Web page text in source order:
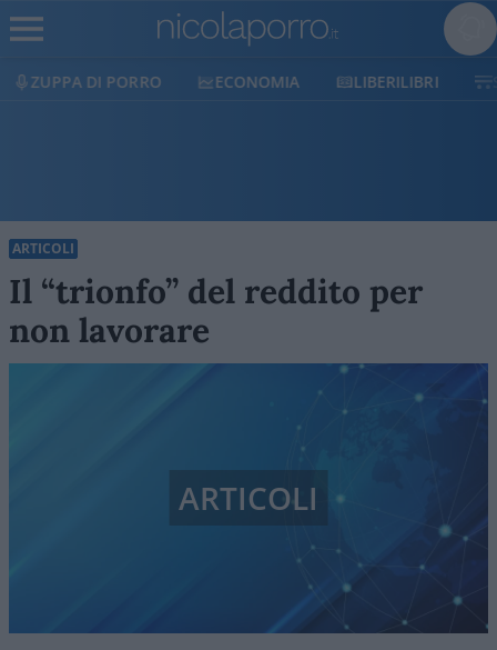
ECONOMIA LIBERILIBRI SHOP SOSTIENICI
ARTICOLI
Il “trionfo” del reddito per
non lavorare
ARTICOLI